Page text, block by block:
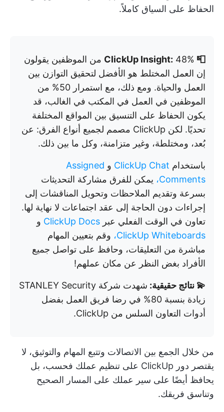
الحفاظ على السياق كاملاً.
📮 ClickUp Insight:
48% من الموظفين يقولون
إن العمل المختلط هو الأفضل لتحقيق التوازن بين
العمل والحياة. ومع ذلك، مع استمرار 50% من
الموظفين في العمل في المكتب في الغالب، قد
يكون الحفاظ على التنسيق بين المواقع المختلفة
تحديًا. لكن ClickUp مصمم لجميع أنواع الفرق: عن
بُعد، ومختلطة، وغير متزامنة، وكل ما بين ذلك.
باستخدام ClickUp Chat و Assigned
Comments،
يمكن للفرق مشاركة التحديثات
بسرعة وتقديم الملاحظات وتحويل المناقشات إلى
إجراءات دون الحاجة إلى عقد اجتماعات لا نهاية لها.
تعاون في الوقت الفعلي عبر ClickUp Docs و
ClickUp Whiteboards،
وقم بتعيين المهام
مباشرة من التعليقات، وحافظ على تواصل جميع
الأفراد بغض النظر عن مكان عملهم!
💫 نتائج حقيقية:
شهدت شركة STANLEY Security
زيادة بنسبة 80% في رضا فريق العمل بفضل
أدوات التعاون السلس من ClickUp.
من خلال الجمع بين الاتصالات وتتبع المهام والتوثيق، لا
يقتصر دور ClickUp على تنظيم عملك فحسب، بل
يحافظ أيضًا على سير عملك على المسار الصحيح
وتناسق فريقك.